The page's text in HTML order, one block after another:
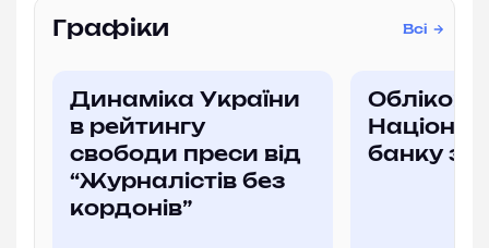
Графіки Всі
Динаміка України
в рейтингу
свободи преси від
“Журналістів без
кордонів”
Облікова
банку за